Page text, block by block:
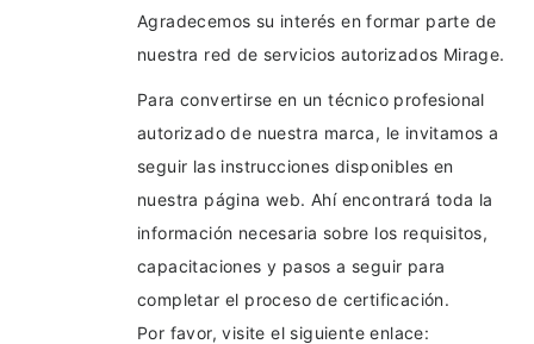
Agradecemos su interés en formar parte de
nuestra red de servicios autorizados Mirage.
Para convertirse en un técnico profesional
autorizado de nuestra marca, le invitamos a
seguir las instrucciones disponibles en
nuestra página web. Ahí encontrará toda la
información necesaria sobre los requisitos,
capacitaciones y pasos a seguir para
completar el proceso de certificación.
Por favor, visite el siguiente enlace: